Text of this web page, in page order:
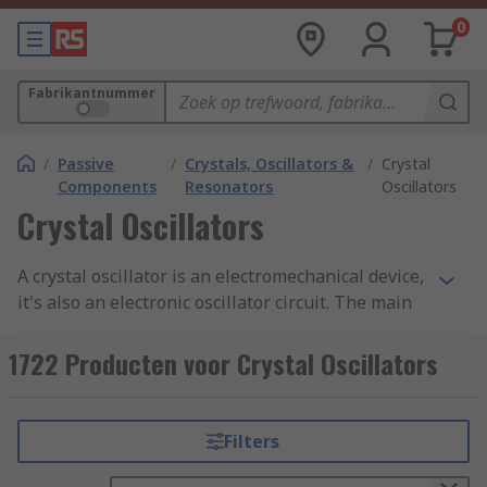
0
Fabrikantnummer
/ Passive
Components
/ Crystals, Oscillators &
Resonators
/ Crystal
Oscillators
Crystal Oscillators
A crystal oscillator is an electromechanical device,
it's also an electronic oscillator circuit. The main
quartz crystal as a frequency. Crystal oscillators
use the mechanical resonance of a vibrating
material. This process allows the oscillator to
create and obtain an electric signal with a high
1722 Producten voor Crystal Oscillators
Filters